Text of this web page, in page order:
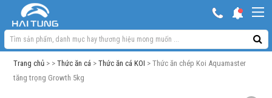
Trang chủ > >Thức ăn cá >Thức ăn cá KOI > Thức ăn chép Koi Aquamaster
tăng trọng Growth 5kg
Hồ ngoài trời & phụ kiện